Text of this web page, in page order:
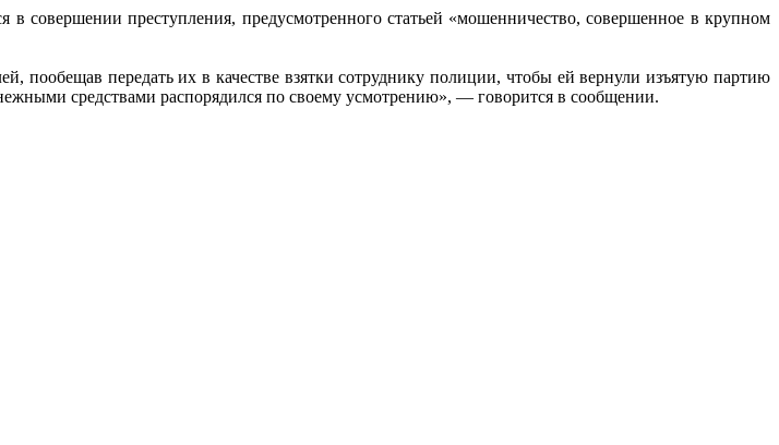
совершении преступления, предусмотренного статьей «мошенничество, совершенное в крупном
пообещав передать их в качестве взятки сотруднику полиции, чтобы ей вернули изъятую партию
средствами распорядился по своему усмотрению», — говорится в сообщении.